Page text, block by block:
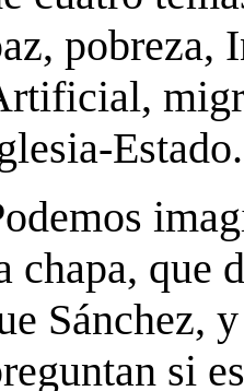
pobreza,
Estado.
chapa, que
Sánchez,
si